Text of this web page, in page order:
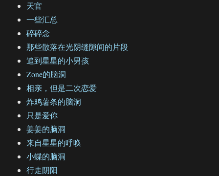
天官
一些汇总
碎碎念
那些散落在光阴缝隙间的片段
追到星星的小男孩
Zone的脑洞
相亲，但是二次恋爱
炸鸡薯条的脑洞
只是爱你
姜姜的脑洞
来自星星的呼唤
小蝶的脑洞
行走阴阳